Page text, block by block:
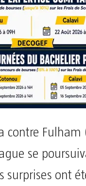
contre
se
surprises ont